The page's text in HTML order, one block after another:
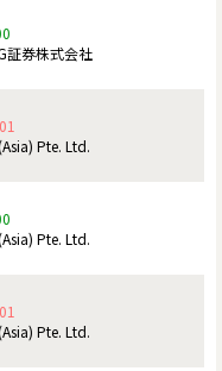
証券株式会社
Pte. Ltd.
Pte. Ltd.
Pte. Ltd.